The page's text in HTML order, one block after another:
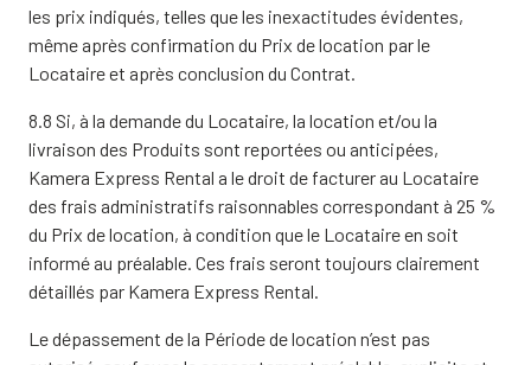
les prix indiqués, telles que les inexactitudes évidentes,
même après confirmation du Prix de location par le
Locataire et après conclusion du Contrat.
8.8 Si, à la demande du Locataire, la location et/ou la
livraison des Produits sont reportées ou anticipées,
Kamera Express Rental a le droit de facturer au Locataire
des frais administratifs raisonnables correspondant à 25 %
du Prix de location, à condition que le Locataire en soit
informé au préalable. Ces frais seront toujours clairement
détaillés par Kamera Express Rental.
Le dépassement de la Période de location n’est pas